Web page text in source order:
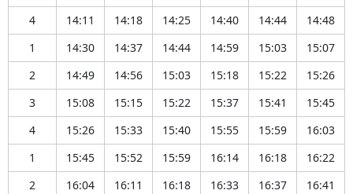
4
14:11 14:18 14:25 14:40 14:44
14:48
1
14:30 14:37 14:44 14:59 15:03
15:07
2
14:49 14:56 15:03 15:18 15:22
15:26
3
15:08 15:15 15:22 15:37 15:41
15:45
4
15:26 15:33 15:40 15:55 15:59
16:03
1
15:45 15:52 15:59 16:14 16:18
16:22
2
16:04 16:11 16:18 16:33 16:37
16:41